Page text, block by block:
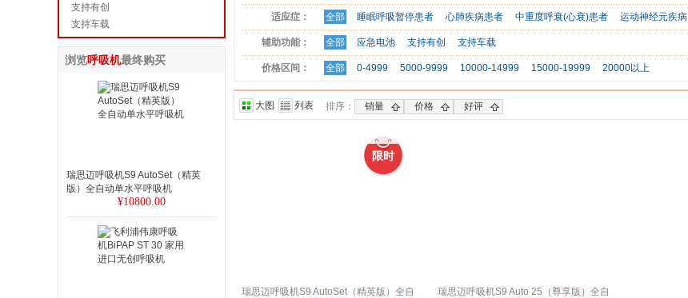
支持有创
支持车载
相关产品
呼吸机配件
空气净化
浏览呼吸机最终购买
瑞思迈呼吸机S9 AutoSet（精英
版）全自动单水平呼吸机
¥10800.00
适应症： 全部 睡眠呼吸暂停患者 心肺疾病患者 中重度呼衰(心衰)患者 运动神经元疾病
辅助功能： 全部 应急电池 支持有创 支持车载
价格区间： 全部 0-4999 5000-9999 10000-14999 15000-19999 20000以上
大图 列表 排序： 销量 价格 好评
限时
瑞思迈呼吸机S9 AutoSet（精英版）全自
瑞思迈呼吸机S9 Auto 25（尊享版）全自